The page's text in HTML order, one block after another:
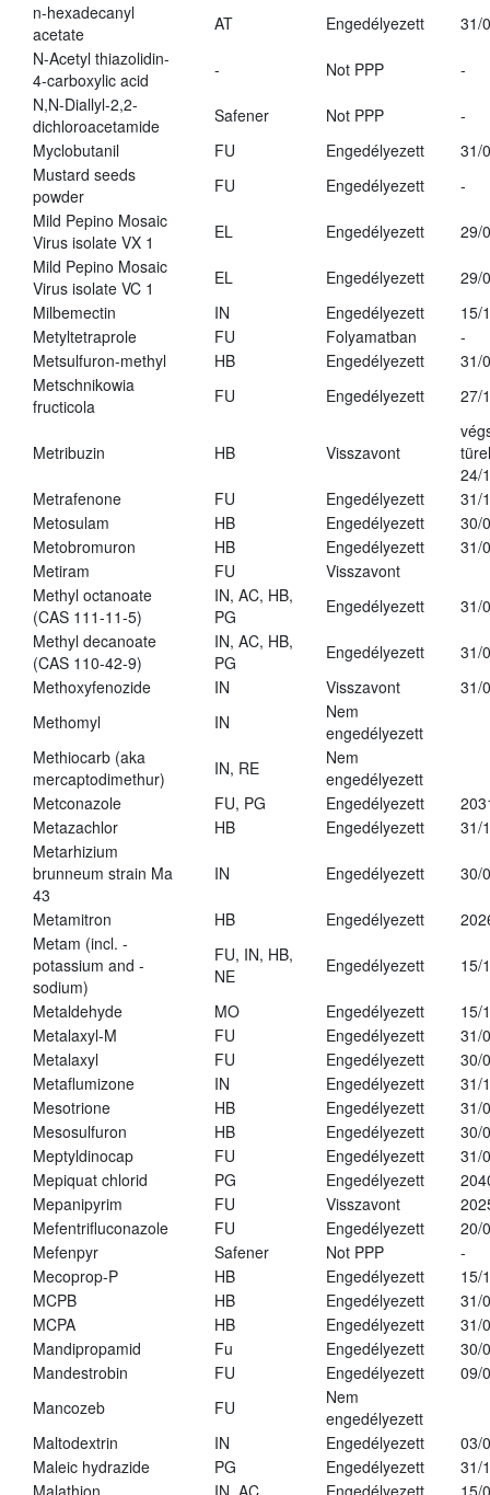
n-hexadecanyl
acetate
AT Engedélyezett
31/
N-Acetyl thiazolidin-
4-carboxylic acid
- Not PPP
-
N,N-Diallyl-2,2-
dichloroacetamide
Safener Not PPP
-
Myclobutanil
FU Engedélyezett
31/
Mustard seeds
powder
FU Engedélyezett
-
Mild Pepino Mosaic
Virus isolate VX 1
EL Engedélyezett
29/
Mild Pepino Mosaic
Virus isolate VC 1
EL Engedélyezett
29/
Milbemectin
IN Engedélyezett
15/
Metyltetraprole
FU Folyamatban
-
Metsulfuron-methyl
HB Engedélyezett
31/
Metschnikowia
fructicola
FU Engedélyezett 27/
Metribuzin HB Visszavont
24/
Metrafenone
FU Engedélyezett
31/
Metosulam
HB Engedélyezett
30/
Metobromuron
HB Engedélyezett
31/
Metiram
FU
Visszavont
Methyl octanoate
(CAS 111-11-5)
IN, AC, HB,
PG
Engedélyezett
31/
Methyl decanoate
(CAS 110-42-9)
IN, AC, HB,
PG
Engedélyezett
31/
Methoxyfenozide
IN Visszavont
31/
Methomyl
IN
Nem
engedélyezett
Methiocarb (aka
mercaptodimethur)
IN, RE
Nem
engedélyezett
Metconazole
FU, PG Engedélyezett
Metazachlor
HB Engedélyezett
31/
Metarhizium
brunneum strain Ma
43
IN Engedélyezett 30/
Metamitron HB Engedélyezett
Metam (incl. -
potassium and -
sodium)
FU, IN, HB,
NE
Engedélyezett 15/
Metaldehyde MO Engedélyezett
15/
Metalaxyl-M
FU Engedélyezett
31/
Metalaxyl
FU Engedélyezett
30/
Metaflumizone
IN Engedélyezett
31/
Mesotrione
HB Engedélyezett
31/
Mesosulfuron
HB Engedélyezett
30/
Meptyldinocap
FU Engedélyezett
31/
Mepiquat chlorid
PG Engedélyezett
Mepanipyrim
FU Visszavont
Mefentrifluconazole
FU Engedélyezett
20/
Mefenpyr
Safener Not PPP
-
Mecoprop-P
HB Engedélyezett
15/
MCPB
HB Engedélyezett
31/
MCPA
HB Engedélyezett
31/
Mandipropamid
Fu Engedélyezett
30/
Mandestrobin
FU Engedélyezett
09/
Mancozeb
FU
Nem
engedélyezett
Maltodextrin
IN Engedélyezett
03/
Maleic hydrazide
PG Engedélyezett
31/